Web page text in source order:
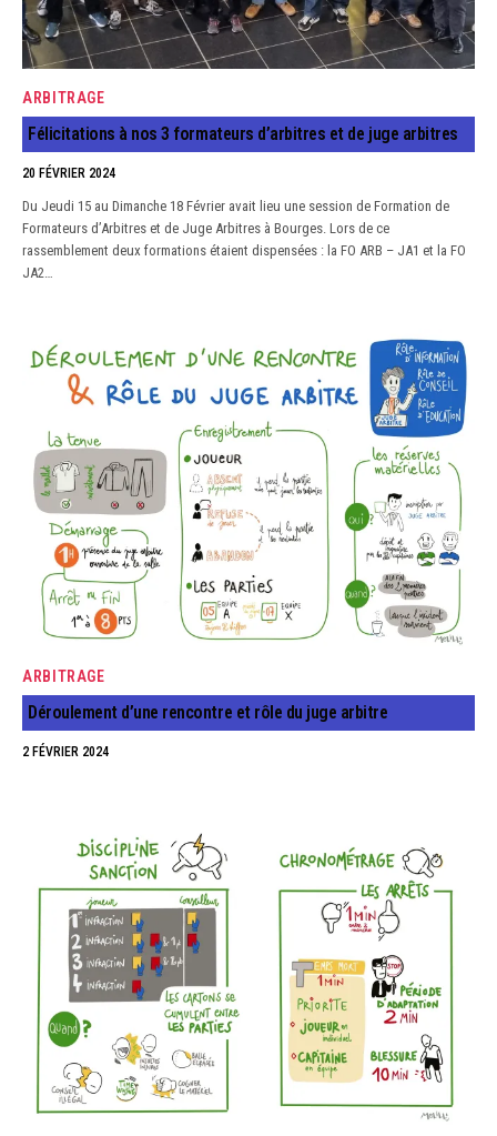
ARBITRAGE
Félicitations à nos 3 formateurs d’arbitres et de juge arbitres
20 FÉVRIER 2024
Du Jeudi 15 au Dimanche 18 Février avait lieu une session de Formation de
Formateurs d’Arbitres et de Juge Arbitres à Bourges. Lors de ce
rassemblement deux formations étaient dispensées : la FO ARB – JA1 et la FO
JA2…
ARBITRAGE
Déroulement d’une rencontre et rôle du juge arbitre
2 FÉVRIER 2024